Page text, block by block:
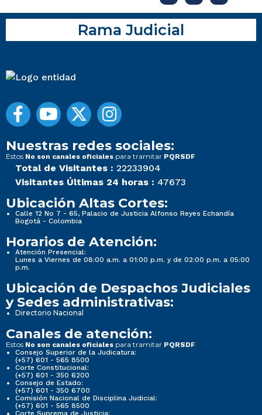
Rama Judicial
Nuestras redes sociales:
Estos No son canales oficiales para tramitar PQRSDF
Total de Visitantes : 22233904
Visitantes Últimas 24 horas : 47673
Ubicación Altas Cortes:
Calle 12 No 7 - 65, Palacio de Justicia Alfonso Reyes Echandía
Bogotá - Colombia
Horarios de Atención:
Atención Presencial:
Lunes a Viernes de 08:00 a.m. a 01:00 p.m. y de 02:00 p.m. a 05:00
p.m.
Ubicación de Despachos Judiciales
y Sedes administrativas:
Directorio Nacional
Canales de atención:
Estos No son canales oficiales para tramitar PQRSDF
Consejo Superior de la Judicatura:
(+57) 601 - 565 8500
Corte Constitucional:
(+57) 601 - 350 6200
Consejo de Estado:
(+57) 601 - 350 6700
Comisión Nacional de Disciplina Judicial:
(+57) 601 - 565 8500
Corte Suprema de Justicia: